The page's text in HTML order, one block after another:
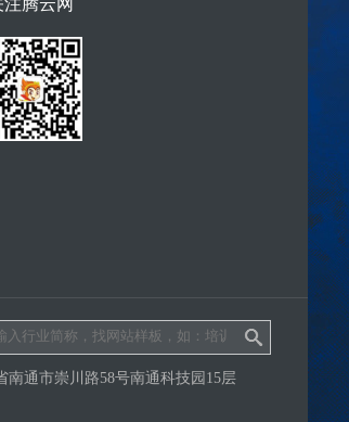
注腾云网
通市崇川路58号南通科技园15层